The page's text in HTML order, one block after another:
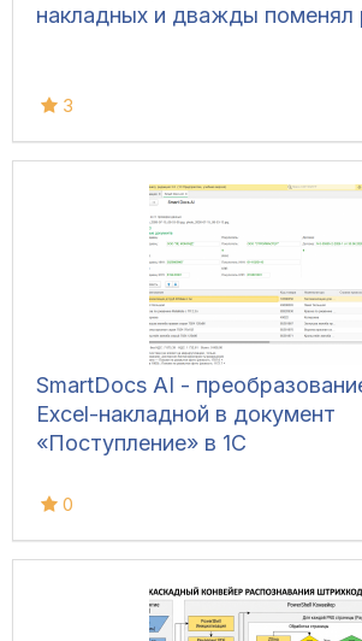
накладных и дважды поменял
3
SmartDocs AI -
Excel-накладной в документ
«Поступление» в 1С
0